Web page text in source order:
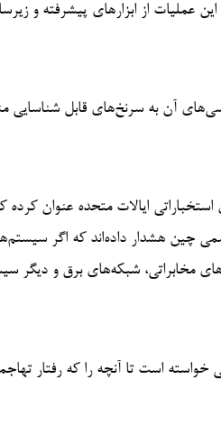
عملیات از ابزارهای پیشرفته و
آن به سرنخ‌های قابل شناسایی
ایالات متحده عنوان کرده
چین هشدار داده‌اند که اگر
مخابراتی، شبکه‌های برق و دیگر
است تا آنچه را که رفتار